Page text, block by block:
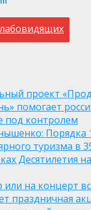
проект
помогает
под контролем
Порядка
туризма в
Десятилетия
или на концерт
праздничная